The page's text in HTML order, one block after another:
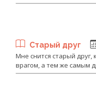
Старый друг
Мне снится старый друг,
врагом, а тем же самым